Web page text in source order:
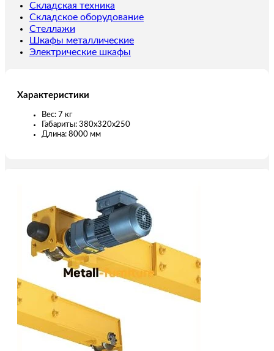
8,0
м
220
В
с
Складская техника
Складское оборудование
Стеллажи
Шкафы металлические
Электрические шкафы
Характеристики
Вес: 7 кг
Габариты: 380х320х250
Длина: 8000 мм